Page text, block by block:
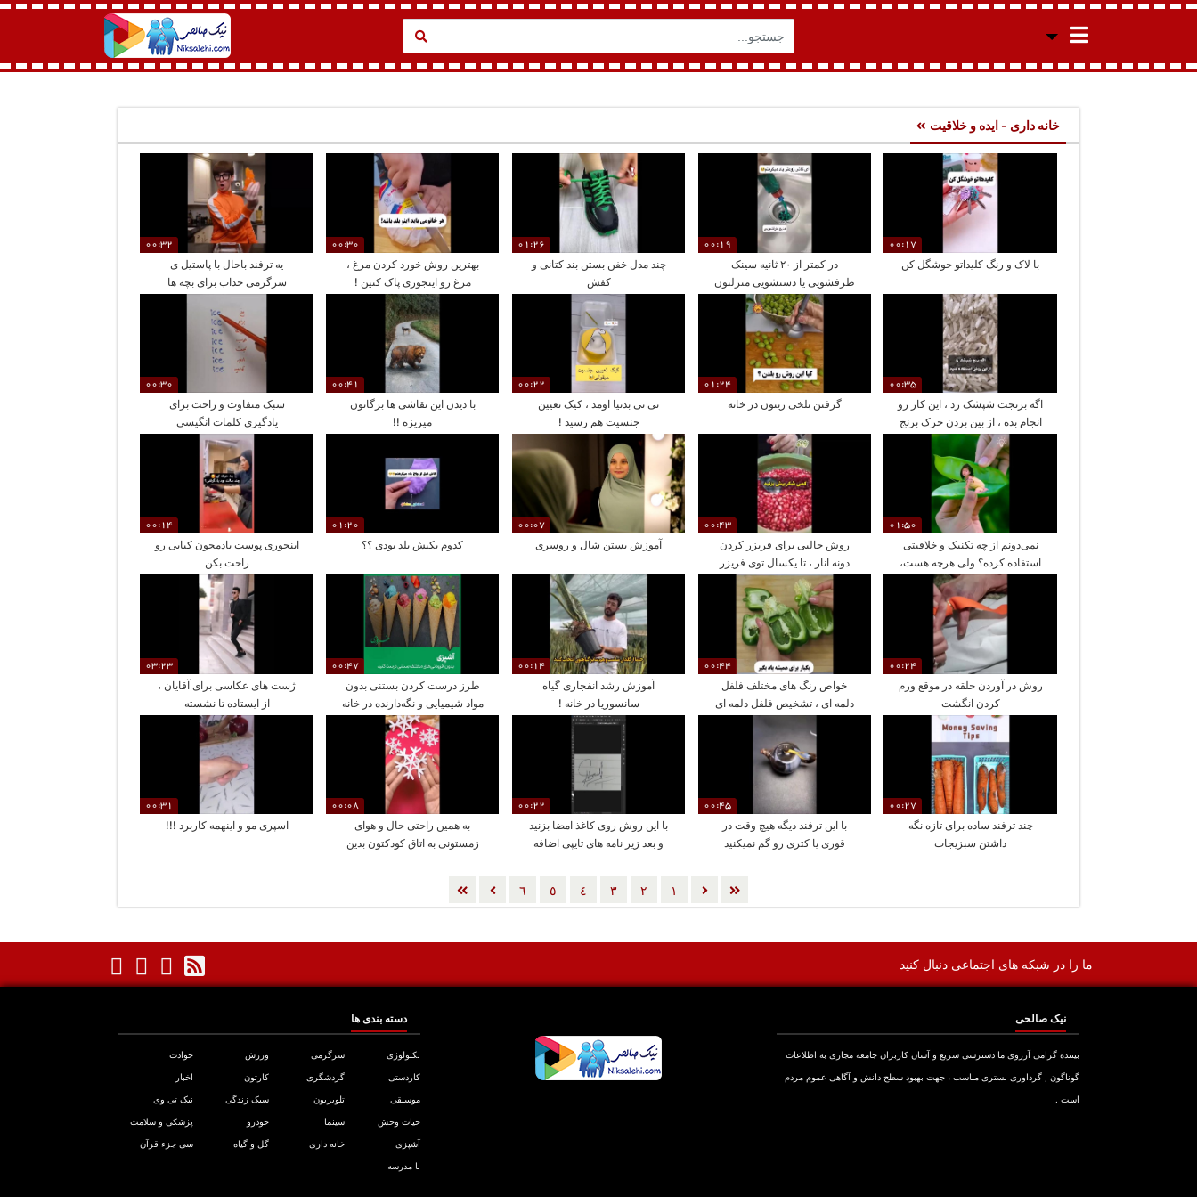
خانه داری - ایده و خلاقیت
00:17
با لاک و رنگ کلیداتو خوشگل کن
00:19
در کمتر از ۲۰ ثانیه سینک
ظرفشویی یا دستشویی منزلتون
رو باز کنید
01:26
چند مدل خفن بستن بند کتانی و
کفش
00:30
بهترین روش خورد کردن مرغ ،
مرغ رو اینجوری پاک کنین !
00:32
یه ترفند باحال با پاستیل ی
سرگرمی جداب برای بچه ها
00:35
اگه برنجت شپشک زد ، این کار رو
انجام بده ، از بین بردن خرک برنج
01:24
گرفتن تلخی زیتون در خانه
00:22
نی نی بدنیا اومد ، کیک تعیین
جنسیت هم رسید !
00:41
با دیدن این نقاشی ها برگاتون
میریزه !!
00:30
سبک متفاوت و راحت برای
یادگیری کلمات انگیسی
01:50
نمی‌دونم از چه تکنیک و خلاقیتی
استفاده کرده؟ ولی هرچه هست،
خیلی زیباست!
00:43
روش جالبی برای فریزر کردن
دونه انار ، تا یکسال توی فریزر
انار داشته باش !
00:07
آموزش بستن شال و روسری
01:20
کدوم یکیش بلد بودی ؟؟
00:14
اینجوری پوست بادمجون کبابی رو
راحت بکن
00:24
روش در آوردن حلقه در موقع ورم
کردن انگشت
00:44
خواص رنگ های مختلف فلفل
دلمه ای ، تشخیص فلفل دلمه ای
00:14
آموزش رشد انفجاری گیاه
سانسوریا در خانه !
00:47
طرز درست کردن بستنی بدون
مواد شیمیایی و نگه‌دارنده در خانه
03:23
ژست های عکاسی برای آقایان ،
از ایستاده تا نشسته
00:27
چند ترفند ساده برای تازه نگه
داشتن سبزیجات
00:45
با این ترفند دیگه هیچ وقت در
قوری یا کتری رو گم نمیکنید
00:22
با این روش روی کاغذ امضا بزنید
و بعد زیر نامه های تایپی اضافه
00:08
به همین راحتی حال و هوای
زمستونی به اتاق کودکتون بدین
00:31
اسپری مو و اینهمه کاربرد !!!
١ ٢ ٣ ٤ ٥ ٦
ما را در شبکه های اجتماعی دنبال کنید
نیک صالحی
بیننده گرامی آرزوی ما دسترسی سریع و آسان کاربران جامعه مجازی به اطلاعات
گوناگون , گرداوری بستری مناسب ، جهت بهبود سطح دانش و آگاهی عموم مردم
است .
دسته بندی ها
تکنولوژی سرگرمی ورزش حوادث
کاردستی گردشگری کارتون اخبار
موسیقی تلویزیون سبک زندگی نیک تی وی
حیات وحش سینما خودرو پزشکی و سلامت
آشپزی خانه داری گل و گیاه سی جزء قرآن
با مدرسه